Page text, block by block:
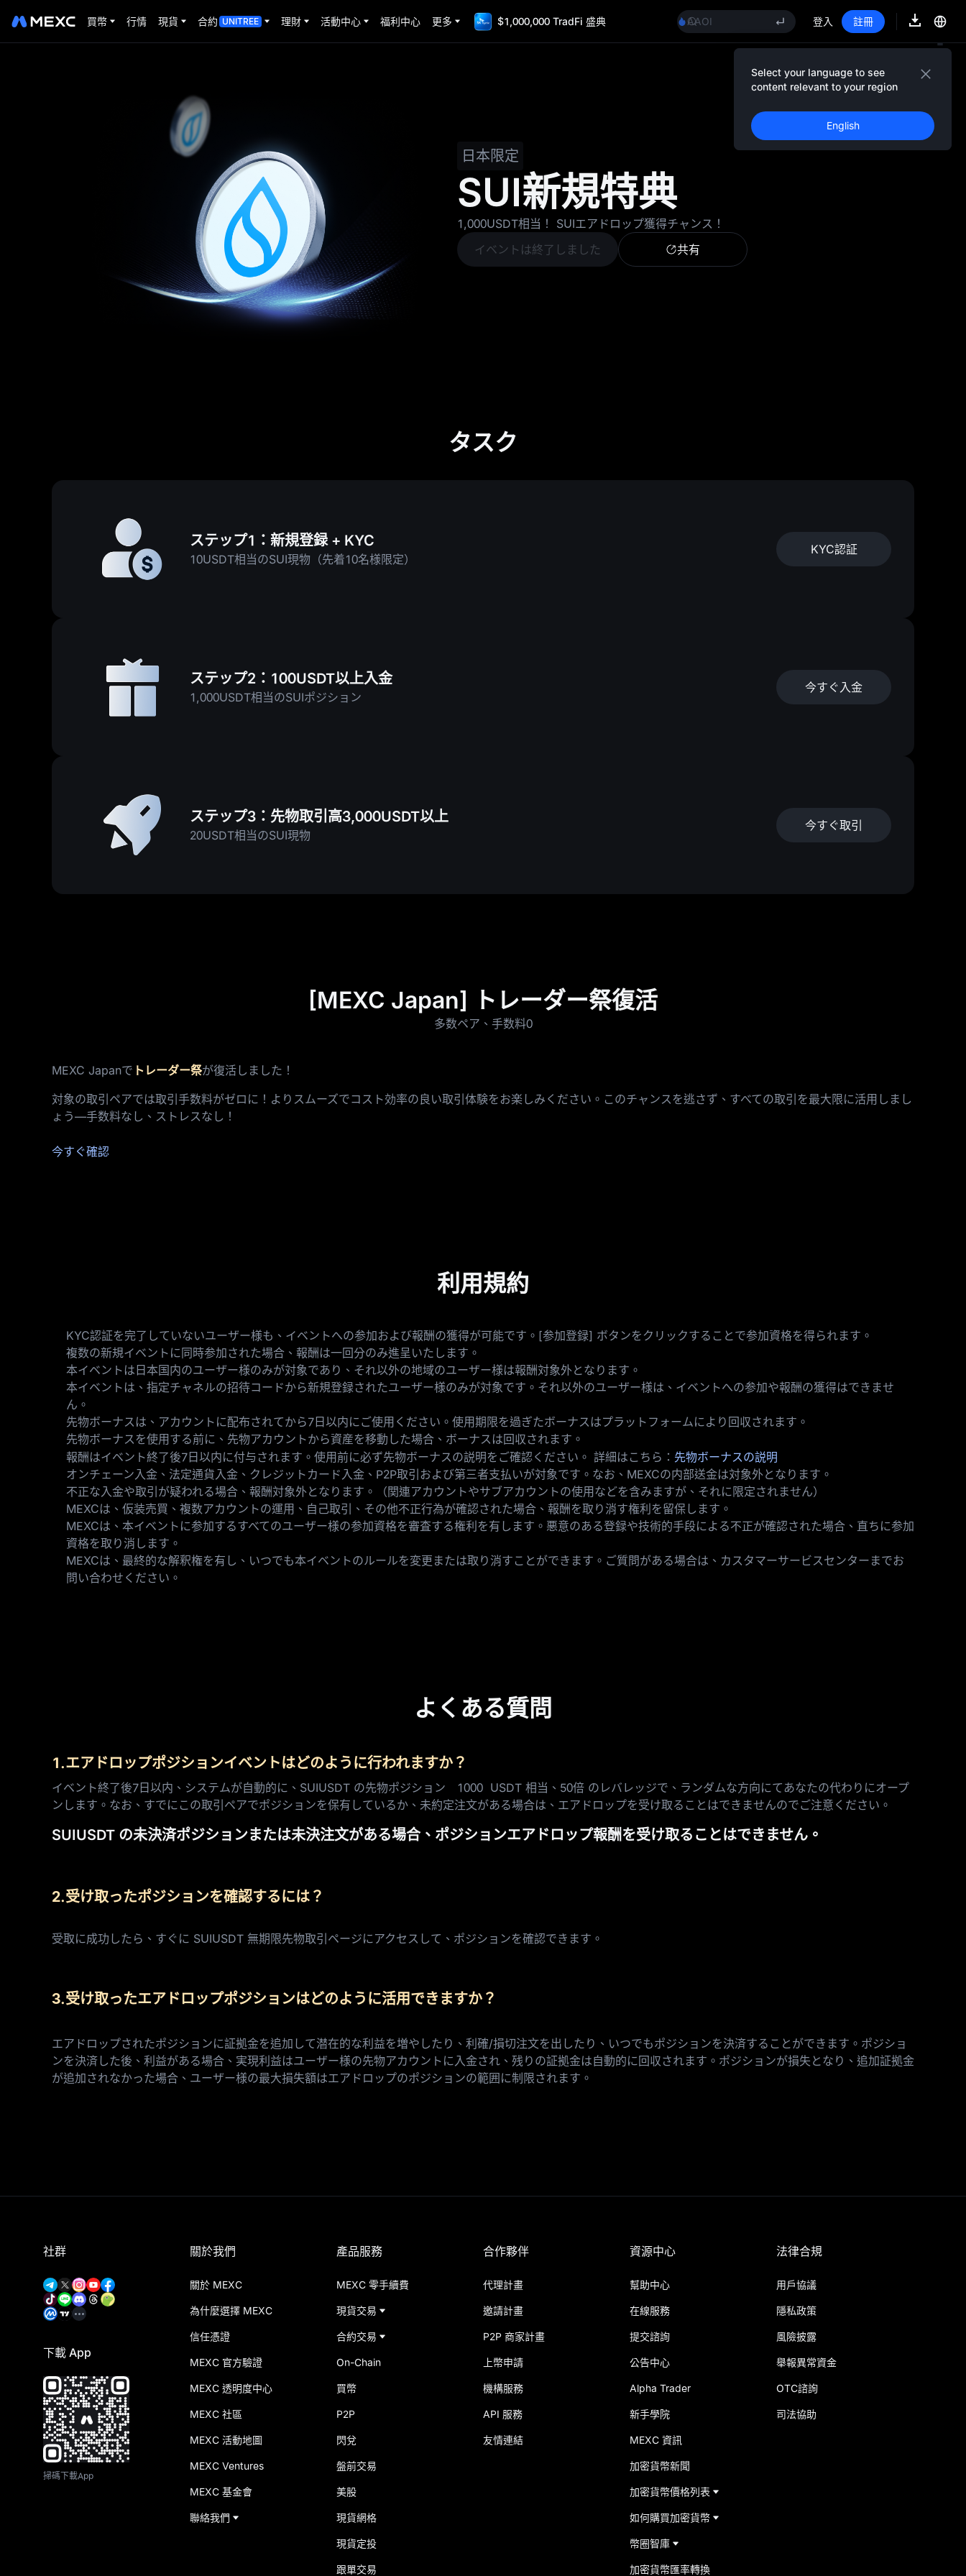
買幣 行情 現貨 合約 UNITREE 理財 活動中心 福利中心 更多 $1,000,000 TradFi 盛典
AAOI
SKYAI
UNITREE 8.10 科創板申購
SPCX 解禁不跌反漲
UNITREE 8.10 科創板申購
SPCX 解禁不跌反漲
登入 註冊
Select your language to see
content relevant to your region
English
イベントの詳細
日本限定
SUI新規特典
1,000USDT相当！ SUIエアドロップ獲得チャンス！
イベントは終了しました
共有
タスク
ステップ1：新規登録 + KYC
10USDT相当のSUI現物（先着10名様限定）
KYC認証
ステップ2：100USDT以上入金
1,000USDT相当のSUIポジション
今すぐ入金
ステップ3：先物取引高3,000USDT以上
20USDT相当のSUI現物
今すぐ取引
[MEXC Japan] トレーダー祭復活
多数ペア、手数料0
MEXC Japanで トレーダー祭が復活しました！
対象の取引ペアでは取引手数料がゼロに！よりスムーズでコスト効率の良い取引体験をお楽しみください。このチャンスを逃さず、すべての取引を最大限に活用しまし
ょう—手数料なし、ストレスなし！
今すぐ確認
利用規約
KYC認証を完了していないユーザー様も、イベントへの参加および報酬の獲得が可能です。[参加登録] ボタンをクリックすることで参加資格を得られます。
複数の新規イベントに同時参加された場合、報酬は一回分のみ進呈いたします。
本イベントは日本国内のユーザー様のみが対象であり、それ以外の地域のユーザー様は報酬対象外となります。
本イベントは、指定チャネルの招待コードから新規登録されたユーザー様のみが対象です。それ以外のユーザー様は、イベントへの参加や報酬の獲得はできませ
ん。
先物ボーナスは、アカウントに配布されてから7日以内にご使用ください。使用期限を過ぎたボーナスはプラットフォームにより回収されます。
先物ボーナスを使用する前に、先物アカウントから資産を移動した場合、ボーナスは回収されます。
報酬はイベント終了後7日以内に付与されます。使用前に必ず先物ボーナスの説明をご確認ください。 詳細はこちら： 先物ボーナスの説明
オンチェーン入金、法定通貨入金、クレジットカード入金、P2P取引および第三者支払いが対象です。なお、MEXCの内部送金は対象外となります。
不正な入金や取引が疑われる場合、報酬対象外となります。（関連アカウントやサブアカウントの使用などを含みますが、それに限定されません）
MEXCは、仮装売買、複数アカウントの運用、自己取引、その他不正行為が確認された場合、報酬を取り消す権利を留保します。
MEXCは、本イベントに参加するすべてのユーザー様の参加資格を審査する権利を有します。悪意のある登録や技術的手段による不正が確認された場合、直ちに参加
資格を取り消します。
MEXCは、最終的な解釈権を有し、いつでも本イベントのルールを変更または取り消すことができます。ご質問がある場合は、カスタマーサービスセンターまでお
問い合わせください。
よくある質問
1.エアドロップポジションイベントはどのように行われますか？
イベント終了後7日以内、システムが自動的に、SUIUSDT の先物ポジション 1000 USDT 相当、50倍 のレバレッジで、ランダムな方向にてあなたの代わりにオープ
ンします。なお、すでにこの取引ペアでポジションを保有しているか、未約定注文がある場合は、エアドロップを受け取ることはできませんのでご注意ください。
SUIUSDT の未決済ポジションまたは未決注文がある場合、ポジションエアドロップ報酬を受け取ることはできません。
2.受け取ったポジションを確認するには？
受取に成功したら、すぐに SUIUSDT 無期限先物取引ページにアクセスして、ポジションを確認できます。
3.受け取ったエアドロップポジションはどのように活用できますか？
エアドロップされたポジションに証拠金を追加して潜在的な利益を増やしたり、利確/損切注文を出したり、いつでもポジションを決済することができます。ポジショ
ンを決済した後、利益がある場合、実現利益はユーザー様の先物アカウントに入金され、残りの証拠金は自動的に回収されます。ポジションが損失となり、追加証拠金
が追加されなかった場合、ユーザー様の最大損失額はエアドロップのポジションの範囲に制限されます。
社群
下載 App
掃碼下載App
關於我們
關於 MEXC
為什麼選擇 MEXC
信任憑證
MEXC 官方驗證
MEXC 透明度中心
MEXC 社區
MEXC 活動地圖
MEXC Ventures
MEXC 基金會
聯絡我們
產品服務
MEXC 零手續費
現貨交易
合約交易
On-Chain
買幣
P2P
閃兌
盤前交易
美股
現貨網格
現貨定投
跟單交易
合作夥伴
代理計畫
邀請計畫
P2P 商家計畫
上幣申請
機構服務
API 服務
友情連結
資源中心
幫助中心
在線服務
提交諮詢
公告中心
Alpha Trader
新手學院
MEXC 資訊
加密貨幣新聞
加密貨幣價格列表
如何購買加密貨幣
幣圈智庫
加密貨幣匯率轉換
法律合規
用戶協議
隱私政策
風險披露
舉報異常資金
OTC諮詢
司法協助